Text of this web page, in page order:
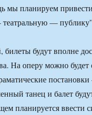
мы планируем
—
билеты будут вполне
На оперу можно будет
танец и балет
планируется ввести